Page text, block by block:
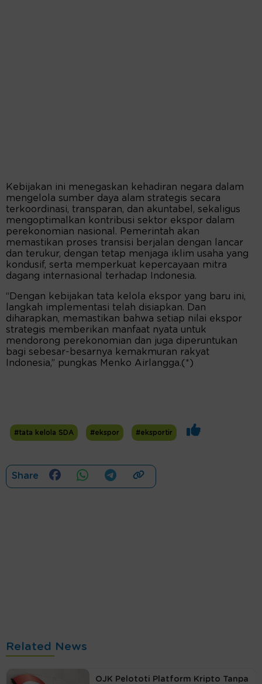
Kebijakan ini menegaskan kehadiran negara dalam
mengelola sumber daya alam strategis secara
terkoordinasi, transparan, dan akuntabel, sekaligus
mengoptimalkan kontribusi sektor ekspor dalam
perekonomian nasional. Pemerintah akan
memastikan proses transisi berjalan dengan lancar
dan terukur, dengan tetap menjaga iklim usaha yang
kondusif, serta memperkuat kepercayaan mitra
dagang internasional terhadap Indonesia.
“Dengan kebijakan tata kelola ekspor yang baru ini,
langkah implementasi telah disiapkan. Dan
diharapkan, memastikan bahwa setiap nilai ekspor
strategis memberikan manfaat nyata untuk
mendorong perekonomian dan juga diperuntukan
bagi sebesar-besarnya kemakmuran rakyat
Indonesia,” pungkas Menko Airlangga.(*)
#tata kelola SDA #ekspor #eksportir
Share
Related News
OJK Pelototi Platform Kripto Tanpa